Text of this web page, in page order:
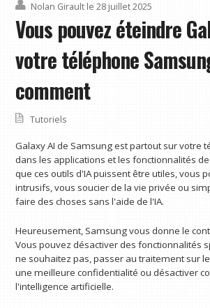
Nolan Girault le 28 juillet 2025
Vous pouvez éteindre
votre téléphone
comment
Tutoriels
Galaxy AI de Samsung est partout sur votre
dans les applications et les fonctionnalités
que ces outils d'IA puissent être utiles, vous
intrusifs, vous soucier de la vie privée ou
faire des choses sans l'aide de l'IA.
Heureusement, Samsung vous donne le
Vous pouvez désactiver des fonctionnalités
ne souhaitez pas, passer au traitement sur
une meilleure confidentialité ou désactiver
l'intelligence artificielle.